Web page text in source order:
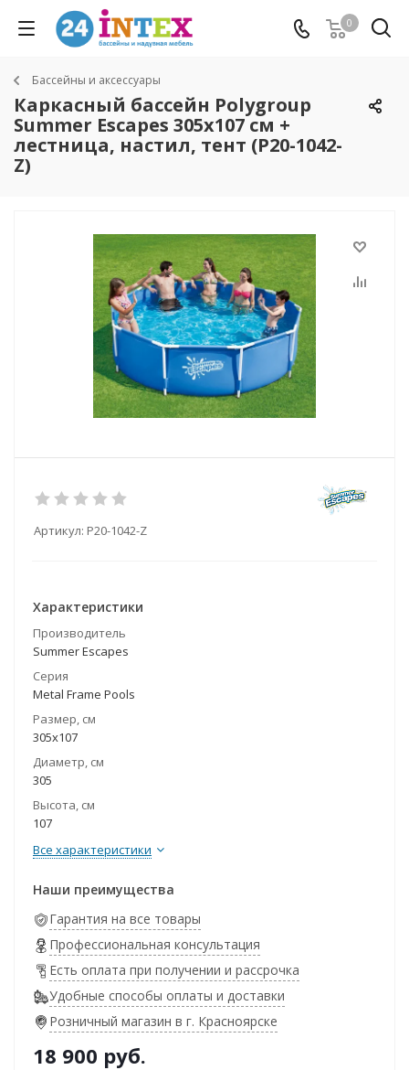
0
Бассейны и аксессуары
Каркасный бассейн Polygroup
Summer Escapes 305х107 см +
лестница, настил, тент (P20-1042-
Z)
Артикул: P20-1042-Z
Характеристики
Производитель
Summer Escapes
Серия
Metal Frame Pools
Размер, см
305x107
Диаметр, см
305
Высота, см
107
Все характеристики
Наши преимущества
Гарантия на все товары
Профессиональная консультация
Есть оплата при получении и рассрочка
Удобные способы оплаты и доставки
Розничный магазин в г. Красноярске
18 900 руб.